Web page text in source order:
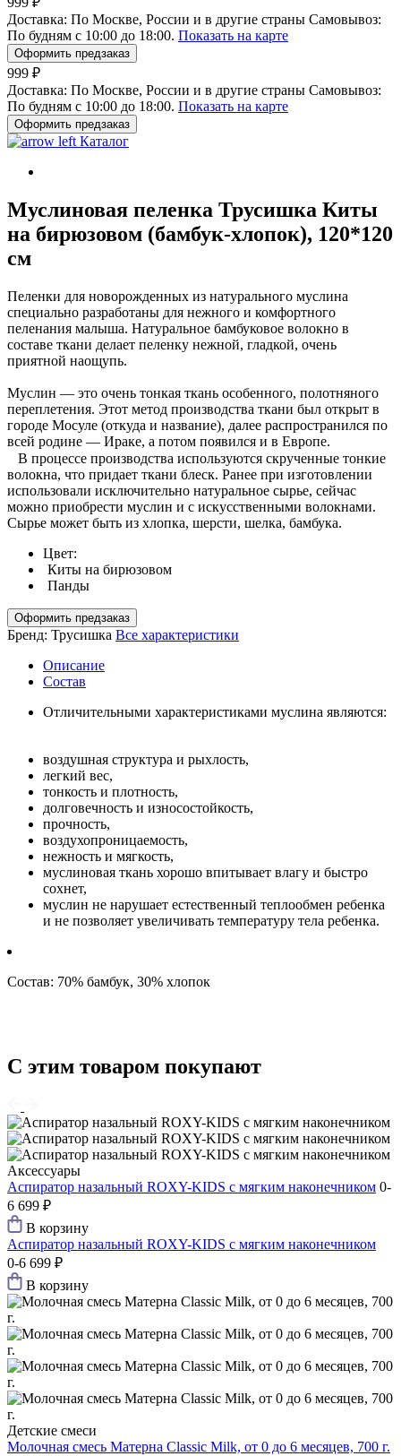
Доставка: По Москве, России и в другие страны Самовывоз:
По будням с 10:00 до 18:00. Показать на карте
Оформить предзаказ
999 ₽
Доставка: По Москве, России и в другие страны Самовывоз:
По будням с 10:00 до 18:00. Показать на карте
Оформить предзаказ
Каталог
Муслиновая пеленка Трусишка Киты
на бирюзовом (бамбук-хлопок), 120*120
см
Пеленки для новорожденных из натурального муслина
специально разработаны для нежного и комфортного
пеленания малыша. Натуральное бамбуковое волокно в
составе ткани делает пеленку нежной, гладкой, очень
приятной наощупь.
Муслин — это очень тонкая ткань особенного, полотняного
переплетения. Этот метод производства ткани был открыт в
городе Мосуле (откуда и название), далее распространился по
всей родине — Ираке, а потом появился и в Европе.
⠀В процессе производства используются скрученные тонкие
волокна, что придает ткани блеск. Ранее при изготовлении
использовали исключительно натуральное сырье, сейчас
можно приобрести муслин и с искусственными волокнами.
Сырье может быть из хлопка, шерсти, шелка, бамбука.
Цвет:
Киты на бирюзовом
Панды
Оформить предзаказ
Бренд: Трусишка Все характеристики
Описание
Состав
Отличительными характеристиками муслина являются:
воздушная структура и рыхлость,
легкий вес,
тонкость и плотность,
долговечность и износостойкость,
прочность,
воздухопроницаемость,
нежность и мягкость,
муслиновая ткань хорошо впитывает влагу и быстро
сохнет,
муслин не нарушает естественный теплообмен ребенка
и не позволяет увеличивать температуру тела ребенка.
Состав: 70% бамбук, 30% хлопок
С этим товаром покупают
Аксессуары
Аспиратор назальный ROXY-KIDS с мягким наконечником 0-
6 699 ₽
В корзину
Аспиратор назальный ROXY-KIDS с мягким наконечником
0-6 699 ₽
В корзину
Детские смеси
Молочная смесь Матерна Classic Milk, от 0 до 6 месяцев, 700 г.